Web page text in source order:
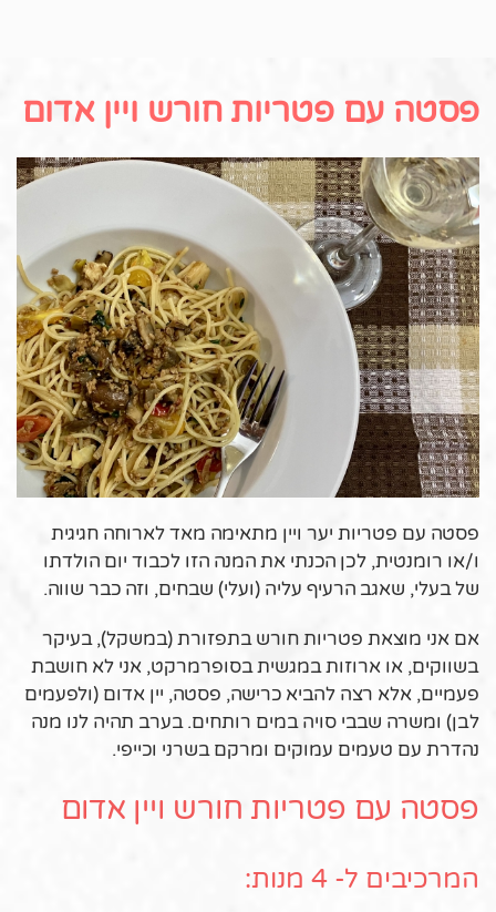
פסטה עם פטריות חורש ויין אדום
פסטה עם פטריות יער ויין מתאימה מאד לארוחה חגיגית
ו/או רומנטית, לכן הכנתי את המנה הזו לכבוד יום הולדתו
של בעלי, שאגב הרעיף עליה (ועלי) שבחים, וזה כבר שווה.
אם אני מוצאת פטריות חורש בתפזורת (במשקל), בעיקר
בשווקים, או ארוזות במגשית בסופרמרקט, אני לא חושבת
פעמיים, אלא רצה להביא כרישה, פסטה, יין אדום (ולפעמים
לבן) ומשרה שבבי סויה במים רותחים. בערב תהיה לנו מנה
נהדרת עם טעמים עמוקים ומרקם בשרני וכייפי.
פסטה עם פטריות חורש ויין אדום
המרכיבים ל- 4 מנות: